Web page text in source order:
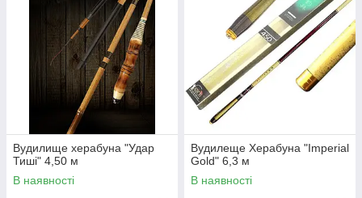
Вудилище херабуна "Удар
Тиші" 4,50 м
В наявності
Вудилеще Херабуна "Imperial
Gold" 6,3 м
В наявності